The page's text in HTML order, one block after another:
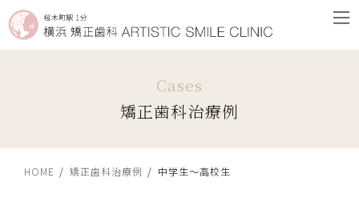
ン
テ
キ
ビ
ゲ
に
矯正歯科治療例
HOME 矯正歯科治療例 中学生〜高校生